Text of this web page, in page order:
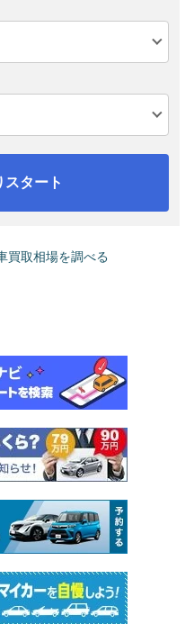
スタート
買取相場を調べる